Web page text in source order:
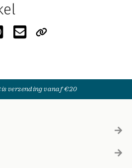
verzending vanaf €20